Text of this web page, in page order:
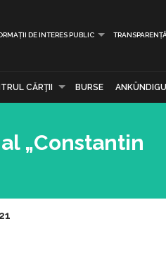
DE INTERES PUBLIC
CĂRŢII BURSE
„Constantin